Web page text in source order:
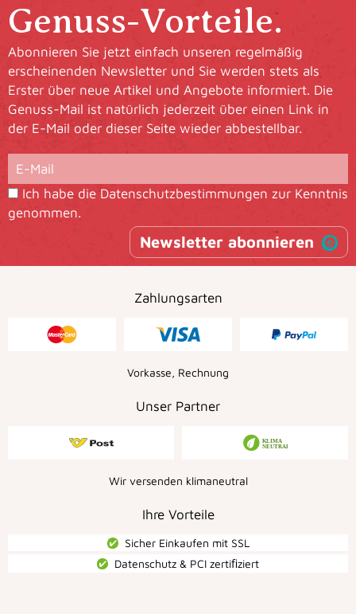
Genuss-Vorteile.
Abonnieren Sie jetzt einfach unseren regelmäßig
erscheinenden Newsletter und Sie werden stets als
Erster über neue Artikel und Angebote informiert. Die
Genuss-Mail ist natürlich jederzeit über einen Link in
der E-Mail oder dieser Seite wieder abbestellbar.
Ich habe die Datenschutzbestimmungen zur Kenntnis
genommen.
Newsletter abonnieren
Zahlungsarten
Vorkasse, Rechnung
Unser Partner
Wir versenden klimaneutral
Ihre Vorteile
Sicher Einkaufen mit SSL
Datenschutz & PCI zertiﬁziert